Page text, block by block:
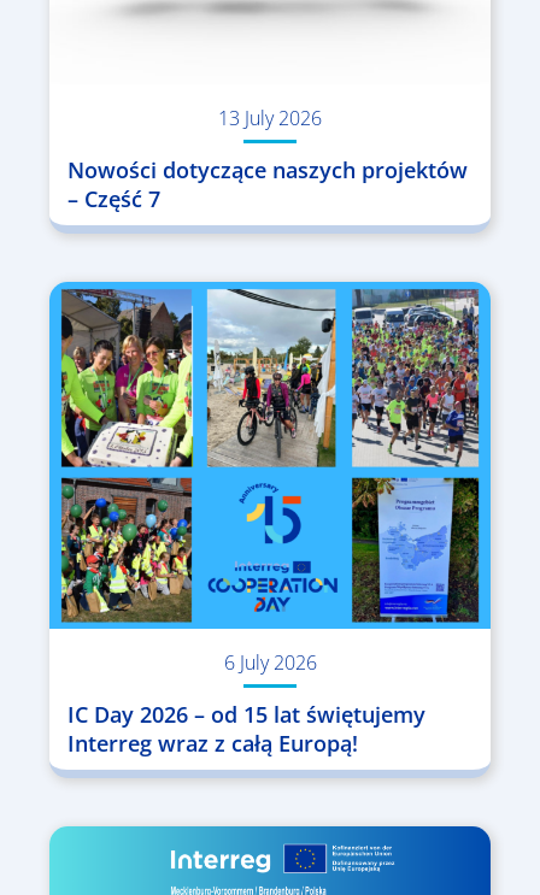
13 July 2026
Nowości dotyczące naszych projektów
– Część 7
6 July 2026
IC Day 2026 – od 15 lat świętujemy
Interreg wraz z całą Europą!